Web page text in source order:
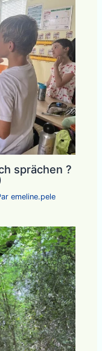
sprächen ?
emeline.pele